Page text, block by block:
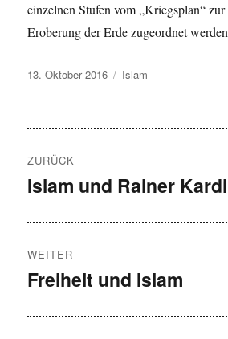
einzelnen Stufen vom „Kriegsplan“
Eroberung der Erde zugeordnet
Veröffentlicht
13. Oktober 2016 Kategorien
Islam
ZURÜCK
Vorheriger
Islam und Rainer
WEITER
Nächster
Freiheit und Islam